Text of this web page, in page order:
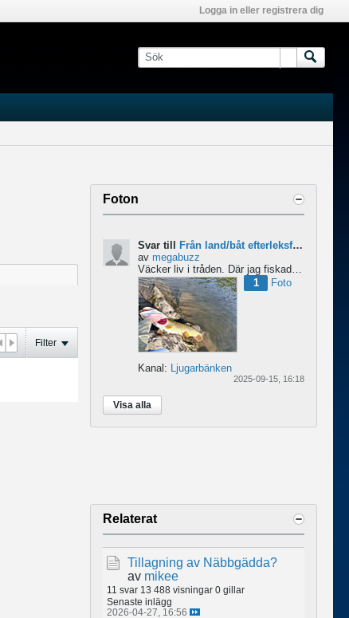
Logga in eller registrera dig
Filter
Foton
Svar till
Från land/båt efterleksfiske 2024 efter gädda
av megabuzz
Väcker liv i tråden. Där jag fiskade i våras så lekte gäddorna från början av mars hela vägen in i juni...
1
Foto
Kanal: Ljugarbänken
2025-09-15, 16:18
Visa alla
Relaterat
Tillagning av Näbbgädda?
av mikee
11 svar 13 488 visningar 0 gillar
Senaste inlägg
2026-04-27, 16:56